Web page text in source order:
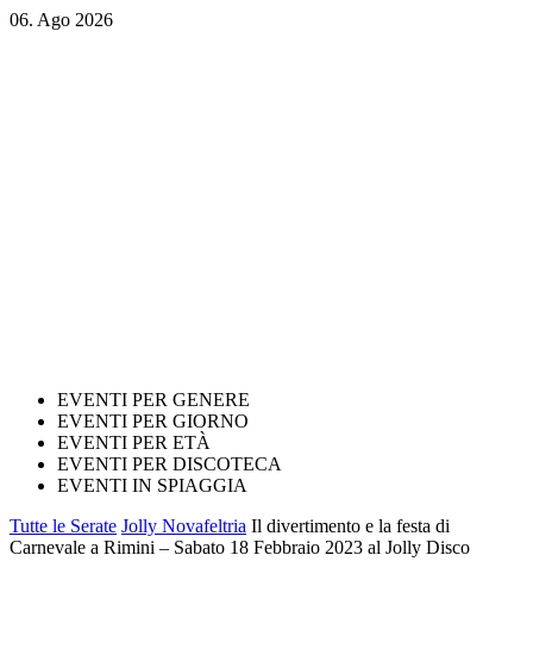
06. Ago 2026
EVENTI PER GENERE
EVENTI PER GIORNO
EVENTI PER ETÀ
EVENTI PER DISCOTECA
EVENTI IN SPIAGGIA
Tutte le Serate Jolly Novafeltria Il divertimento e la festa di
Carnevale a Rimini – Sabato 18 Febbraio 2023 al Jolly Disco